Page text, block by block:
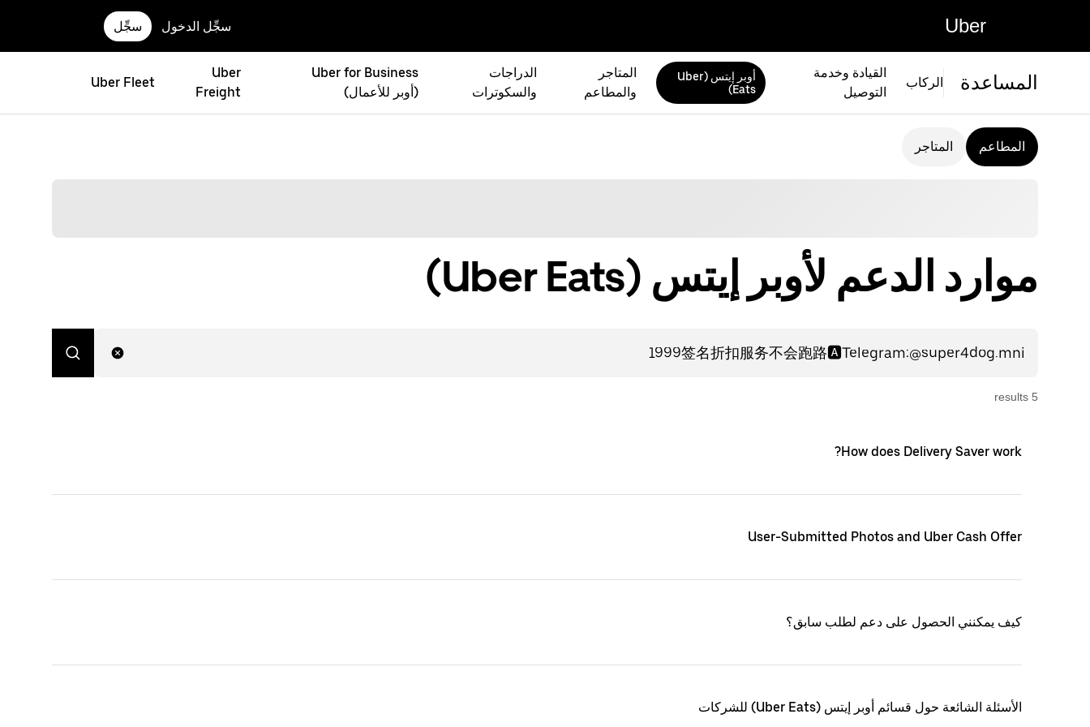
Uber سجِّل الدخول سجِّل
المساعدة الركاب
القيادة وخدمة
التوصيل
أوبر إيتس (Uber
Eats)
المتاجر
والمطاعم
الدراجات
والسكوترات
Uber for Business
(أوبر للأعمال)
Uber
Freight
Uber Fleet
المطاعم المتاجر
موارد الدعم لأوبر إيتس (Uber Eats)
5
s
How does Delivery Saver work?
User-Submitted Photos and Uber Cash Offer
كيف يمكنني الحصول على دعم لطلب سابق؟
الأسئلة الشائعة حول قسائم أوبر إيتس (Uber Eats) للشركات